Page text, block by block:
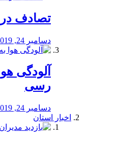
تصادف در
دسامبر 24, 2019
آلودگی
رسی
دسامبر 24, 2019
اخبار استان